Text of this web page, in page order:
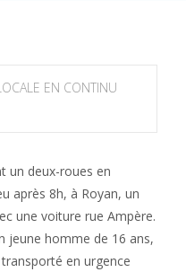
EN CONTINU
un deux-roues en
après 8h, à Royan, un
une voiture rue Ampère.
jeune homme de 16 ans,
en urgence